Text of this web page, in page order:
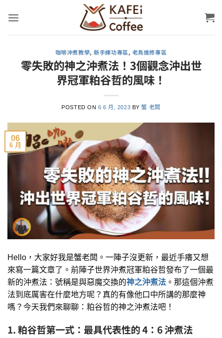
咖啡沖煮教學,新手練功專區, 老鳥進修專區
零失敗的神之沖煮法！3個觀念沖出世
界冠軍粕谷哲的風味！
POSTED ON 6 6 月, 2023 BY蟹 老闆
06
6 月
Hello，大家好我是蟹老闆。一陣子沒更新，最近手癢又想
來寫一篇文章了。前陣子世界沖煮冠軍粕谷哲發布了一個最
新的沖煮法：號稱是與惡魔交換的神之沖煮法 。那這個沖煮
法到底厲害在什麼地方呢？真的有像他口中所講的那麼神
嗎？今天我們來聊聊：粕谷哲的神之沖煮法吧！
1.粕谷哲第一式：最具代表性的 4：6 沖煮法